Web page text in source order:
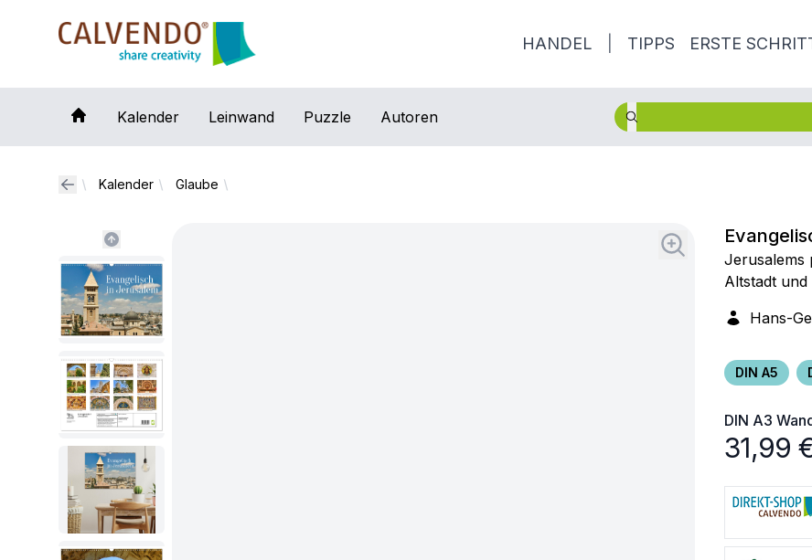
Calvendo
HANDEL TIPPS ERSTE
Kalender Leinwand Puzzle Autoren
Kalender Glaube
Jerusalems
Altstadt
Hans-
DIN A5
DIN A3
31,99